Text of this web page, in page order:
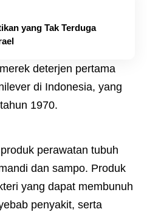
yang Tak Terduga
deterjen pertama
di Indonesia, yang
1970.
perawatan tubuh
dan sampo. Produk
yang dapat membunuh
penyakit, serta